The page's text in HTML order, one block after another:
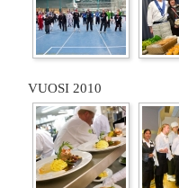
VUOSI 2010